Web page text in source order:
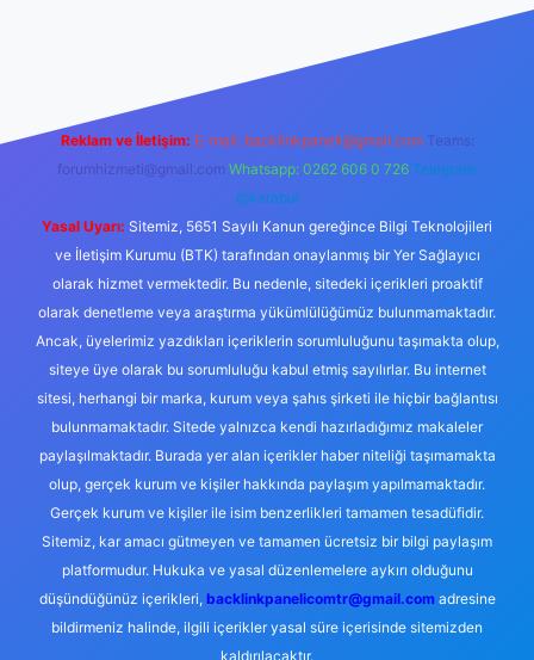
Reklam ve İletişim: E-mail: backlinkpaneli@gmail.com Teams:
forumhizmeti@gmail.com Whatsapp: 0262 606 0 726 Telegram:
@karabul
Yasal Uyarı: Sitemiz, 5651 Sayılı Kanun gereğince Bilgi Teknolojileri
ve İletişim Kurumu (BTK) tarafından onaylanmış bir Yer Sağlayıcı
olarak hizmet vermektedir. Bu nedenle, sitedeki içerikleri proaktif
olarak denetleme veya araştırma yükümlülüğümüz bulunmamaktadır.
Ancak, üyelerimiz yazdıkları içeriklerin sorumluluğunu taşımakta olup,
siteye üye olarak bu sorumluluğu kabul etmiş sayılırlar. Bu internet
sitesi, herhangi bir marka, kurum veya şahıs şirketi ile hiçbir bağlantısı
bulunmamaktadır. Sitede yalnızca kendi hazırladığımız makaleler
paylaşılmaktadır. Burada yer alan içerikler haber niteliği taşımamakta
olup, gerçek kurum ve kişiler hakkında paylaşım yapılmamaktadır.
Gerçek kurum ve kişiler ile isim benzerlikleri tamamen tesadüfidir.
Sitemiz, kar amacı gütmeyen ve tamamen ücretsiz bir bilgi paylaşım
platformudur. Hukuka ve yasal düzenlemelere aykırı olduğunu
düşündüğünüz içerikleri, backlinkpanelicomtr@gmail.comadresine
bildirmeniz halinde, ilgili içerikler yasal süre içerisinde sitemizden
kaldırılacaktır.